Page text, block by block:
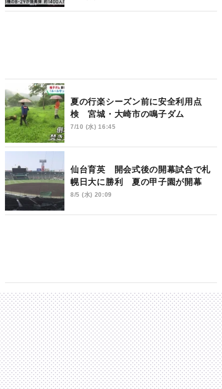
夏の行楽シーズン前に安全利用点
検 宮城・大崎市の鳴子ダム
7/10 (水) 16:45
仙台育英 開会式後の開幕試合で札
幌日大に勝利 夏の甲子園が開幕
8/5 (水) 20:09